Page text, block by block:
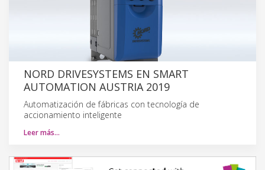
NORD DRIVESYSTEMS EN SMART
AUTOMATION AUSTRIA 2019
Automatización de fábricas con tecnología de
accionamiento inteligente
Leer más…